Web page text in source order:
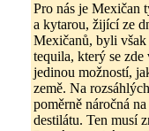
Pro nás je Mexičan
a kytarou, žijící ze
Mexičanů, byli
tequila, který se
jedinou možností,
země. Na
poměrně náročná
destilátu. Ten musí